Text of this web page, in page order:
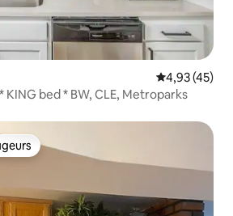
Évaluation
4,93 (45)
bed * BW, CLE, Metroparks